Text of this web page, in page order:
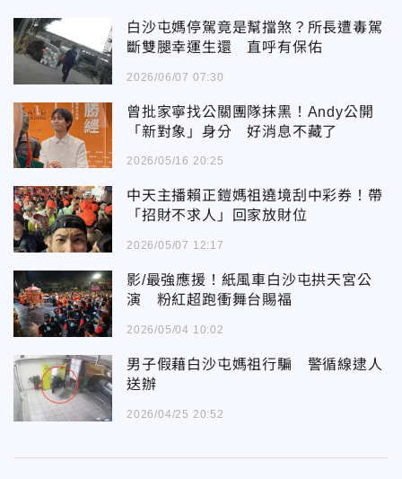
白沙屯媽停駕竟是幫擋煞？所長遭毒駕
斷雙腿幸運生還 直呼有保佑
2026/06/07 07:30
曾批家寧找公關團隊抹黑！Andy公開
「新對象」身分 好消息不藏了
2026/05/16 20:25
中天主播賴正鎧媽祖遶境刮中彩券！帶
「招財不求人」回家放財位
2026/05/07 12:17
影/最強應援！紙風車白沙屯拱天宮公
演 粉紅超跑衝舞台賜福
2026/05/04 10:02
男子假藉白沙屯媽祖行騙 警循線逮人
送辦
2026/04/25 20:52